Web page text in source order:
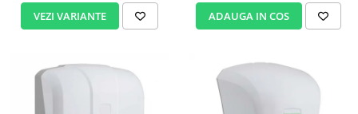
VEZI VARIANTE ADAUGA IN COS